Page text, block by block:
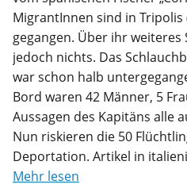
MigrantInnen sind in Tripolis
gegangen. Über ihr weiteres
jedoch nichts. Das
war schon halb
Bord waren 42 Männer, 5
Aussagen des Kapitäns alle
Nun riskieren die 50
Deportation. Artikel in
Mehr lesen